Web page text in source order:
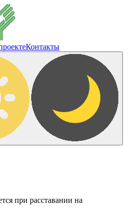
Контакты
при расставании на